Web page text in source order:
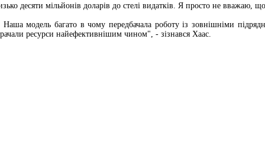
десяти мільйонів доларів до стелі видатків. Я просто не вважаю,
Наша модель багато в чому передбачала роботу із зовнішніми
ресурси найефективнішим чином", - зізнався Хаас.